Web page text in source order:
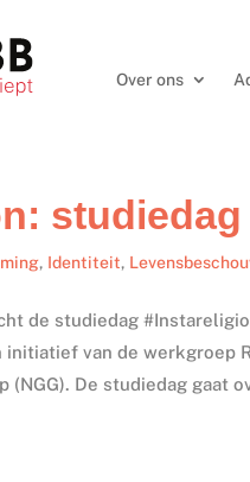
Over ons
, Identiteit,
de studiedag
van de werkgroep
(NGG). De studiedag gaat